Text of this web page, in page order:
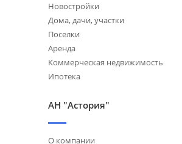
Новостройки
Дома, дачи, участки
Поселки
Аренда
Коммерческая недвижимость
Ипотека
АН "Астория"
О компании